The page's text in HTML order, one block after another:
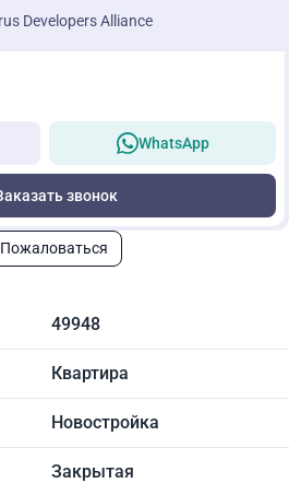
Developers Alliance
WhatsApp
звонок
Пожаловаться
49948
Квартира
Новостройка
Закрытая